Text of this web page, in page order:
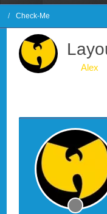
Check-Me
Alex